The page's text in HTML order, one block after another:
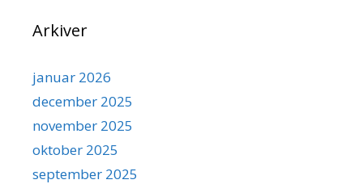
Arkiver
januar 2026
december 2025
november 2025
oktober 2025
september 2025